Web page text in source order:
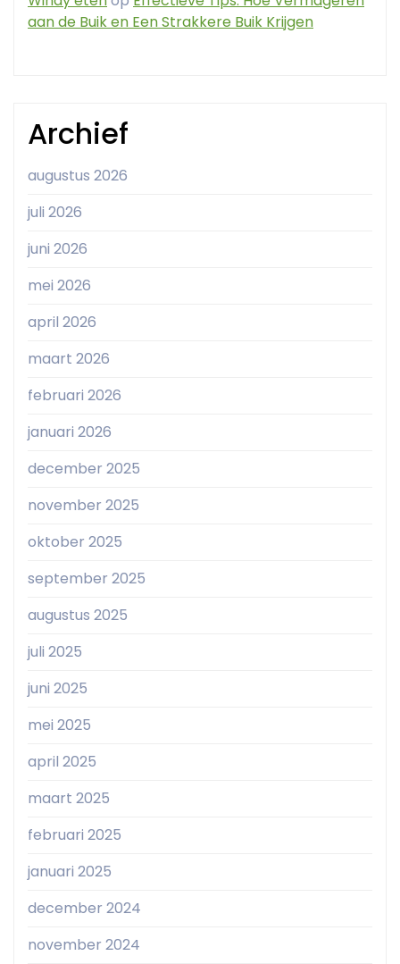
aan de Buik en Een Strakkere Buik Krijgen
Archief
augustus 2026
juli 2026
juni 2026
mei 2026
april 2026
maart 2026
februari 2026
januari 2026
december 2025
november 2025
oktober 2025
september 2025
augustus 2025
juli 2025
juni 2025
mei 2025
april 2025
maart 2025
februari 2025
januari 2025
december 2024
november 2024